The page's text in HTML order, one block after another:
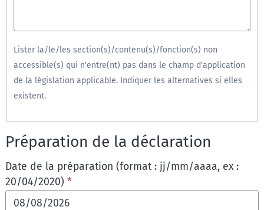
Lister la/le/les section(s)/contenu(s)/fonction(s) non
accessible(s) qui n'entre(nt) pas dans le champ d'application
de la législation applicable. Indiquer les alternatives si elles
existent.
Préparation de la déclaration
Date de la préparation (format : jj/mm/aaaa, ex :
20/04/2020) *